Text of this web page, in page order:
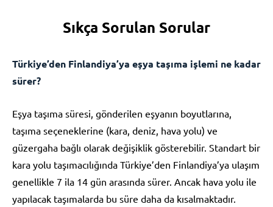
Sıkça Sorulan Sorular
Türkiye’den Finlandiya’ya eşya taşıma işlemi ne kadar
sürer?
Eşya taşıma süresi, gönderilen eşyanın boyutlarına,
taşıma seçeneklerine (kara, deniz, hava yolu) ve
güzergaha bağlı olarak değişiklik gösterebilir. Standart bir
kara yolu taşımacılığında Türkiye’den Finlandiya’ya ulaşım
genellikle 7 ila 14 gün arasında sürer. Ancak hava yolu ile
yapılacak taşımalarda bu süre daha da kısalmaktadır.